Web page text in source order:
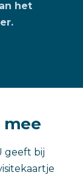
het
mee
geeft bij